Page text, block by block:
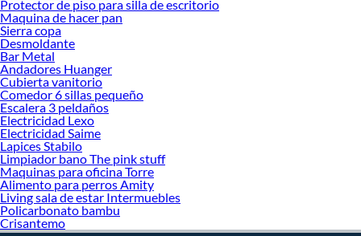
Protector de piso para silla de escritorio
Maquina de hacer pan
Sierra copa
Desmoldante
Bar Metal
Andadores Huanger
Cubierta vanitorio
Comedor 6 sillas pequeño
Escalera 3 peldaños
Electricidad Lexo
Electricidad Saime
Lapices Stabilo
Limpiador bano The pink stuff
Maquinas para oficina Torre
Alimento para perros Amity
Living sala de estar Intermuebles
Policarbonato bambu
Crisantemo